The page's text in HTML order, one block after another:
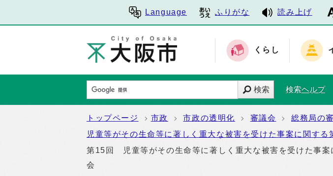
Language ふりがな 読み上げ
くらし
検索 検索ヘルプ
トップページ 市政 市政の透明化 審議会
総務局の
児童等がその生命等に著しく重大な被害を受けた事案に関す
第15回 児童等がその生命等に著しく重大な被害を受けた事
会